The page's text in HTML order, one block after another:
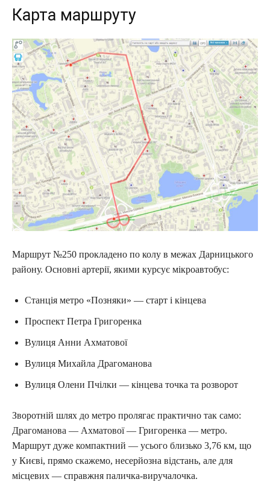
Карта маршруту
Маршрут №250 прокладено по колу в межах Дарницького
району. Основні артерії, якими курсує мікроавтобус:
Станція метро «Позняки» — старт і кінцева
Проспект Петра Григоренка
Вулиця Анни Ахматової
Вулиця Михайла Драгоманова
Вулиця Олени Пчілки — кінцева точка та розворот
Зворотній шлях до метро пролягає практично так само:
Драгоманова — Ахматової — Григоренка — метро.
Маршрут дуже компактний — усього близько 3,76 км, що
у Києві, прямо скажемо, несерйозна відстань, але для
місцевих — справжня паличка-виручалочка.